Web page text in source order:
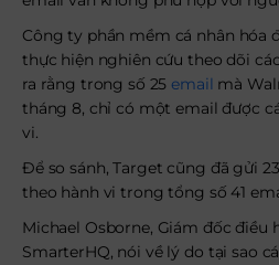
Công ty phần mềm cá nhân hóa
thực hiện nghiên cứu theo dõi
ra rằng trong số 25email mà
tháng 8, chỉ có một email được
vi.
Để so sánh, Target cũng đã gửi
theo hành vi trong tổng số 41
Michael Osborne, Giám đốc điều
SmarterHQ, nói về lý do tại sao